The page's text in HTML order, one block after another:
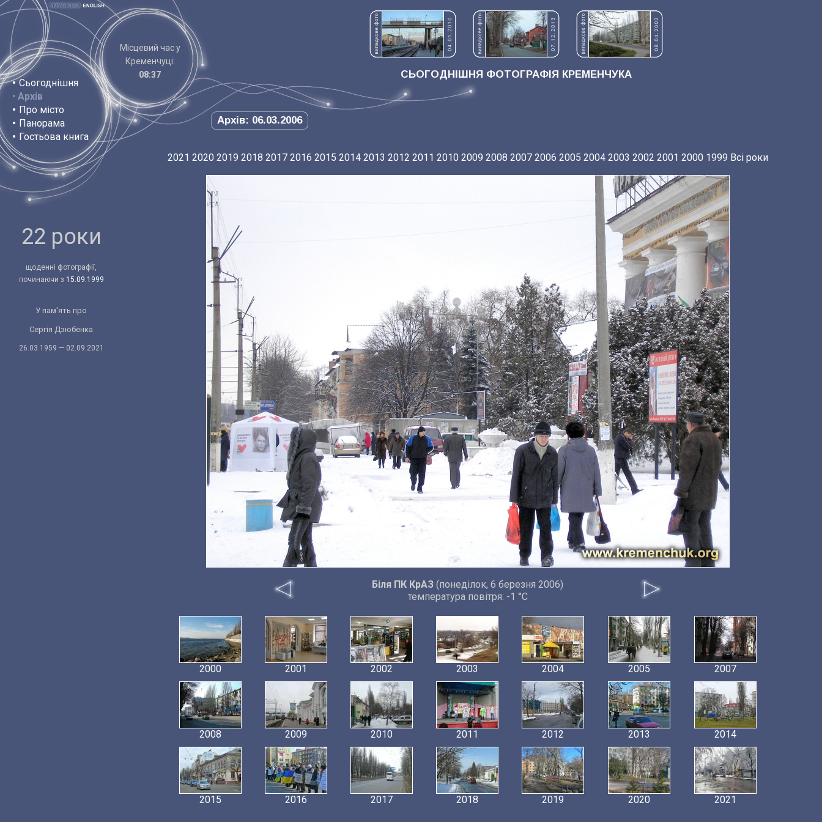
• Сьогоднішня
• Архів
• Про місто
• Панорама
• Гостьова книга
Місцевий час у
Кременчуці:
08:37
СЬОГОДНІШНЯ ФОТОГРАФІЯ КРЕМЕНЧУКА
Архів: 06.03.2006
22 роки
щоденні фотографії,
починаючи з 15.09.1999
У пам'ять про
Сергія Дзюбенка
26.03.1959 — 02.09.2021
2021 2020 2019 2018 2017 2016 2015 2014 2013 2012 2011 2010 2009 2008 2007 2006 2005 2004 2003 2002 2001 2000 1999 Всі роки
Біля ПК КрАЗ (понеділок, 6 березня 2006)
температура повітря: -1 °C
2000 2001 2002 2003 2004 2005 2007
2008 2009 2010 2011 2012 2013 2014
2015 2016 2017 2018 2019 2020 2021